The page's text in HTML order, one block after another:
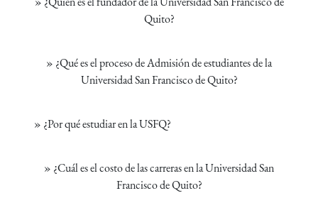
Quito?
» ¿Qué es el proceso de Admisión de estudiantes de la
Universidad San Francisco de Quito?
» ¿Por qué estudiar en la USFQ?
» ¿Cuál es el costo de las carreras en la Universidad San
Francisco de Quito?